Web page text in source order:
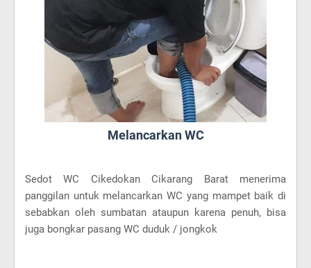
Melancarkan WC
Sedot WC Cikedokan Cikarang Barat menerima
panggilan untuk melancarkan WC yang mampet baik di
sebabkan oleh sumbatan ataupun karena penuh, bisa
juga bongkar pasang WC duduk / jongkok